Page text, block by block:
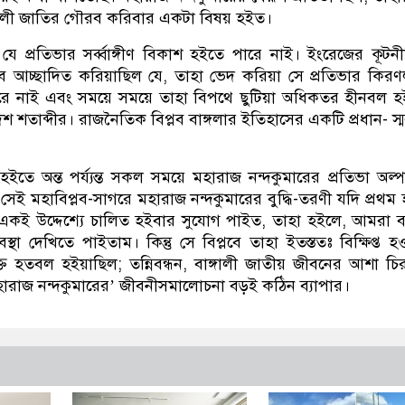
জাতির গৌরব করিবার একটা বিষয় হইত।
প্রতিভার সর্ব্বাঙ্গীণ বিকাশ হইতে পারে নাই। ইংরেজের
আচ্ছাদিত করিয়াছিল যে, তাহা ভেদ করিয়া সে প্রতিভার
নাই এবং সময়ে সময়ে তাহা বিপথে ছুটিয়া অধিকতর হীনবল
শতাব্দীর। রাজনৈতিক বিপ্লব বাঙ্গলার ইতিহাসের একটি প্রধান-
অন্ত পর্য্যন্ত সকল সময়ে মহারাজ নন্দকুমারের প্রতিভা
মহাবিপ্লব-সাগরে মহারাজ নন্দকুমারের বুদ্ধি-তরণী যদি প্রথম
একই উদ্দেশ্যে চালিত হইবার সুযোগ পাইত, তাহা হইলে, আমরা
দেখিতে পাইতাম। কিন্তু সে বিপ্লবে তাহা ইতস্ততঃ বিক্ষিপ্ত
হতবল হইয়াছিল; তন্নিবন্ধন, বাঙ্গালী জাতীয় জীবনের আশা
নন্দকুমারের’ জীবনীসমালোচনা বড়ই কঠিন ব্যাপার।